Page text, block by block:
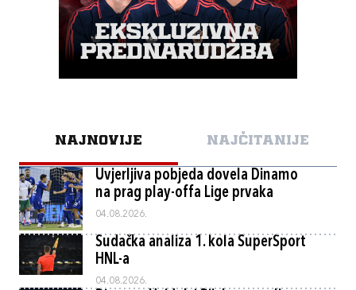
NAJNOVIJE NAJČITANIJE
Uvjerljiva pobjeda dovela Dinamo
na prag play-offa Lige prvaka
04.08.2026.
Sudačka analiza 1. kola SuperSport
HNL-a
04.08.2026.